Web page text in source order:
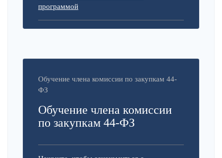
программой
Обучение члена комиссии по закупкам 44-
ФЗ
Обучение члена комиссии
по закупкам 44-ФЗ